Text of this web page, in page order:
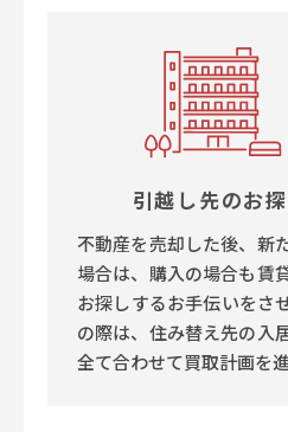
引越し先のお
不動産を売却した後、新
場合は、購入の場合も賃
お探しするお手伝いをさ
の際は、住み替え先の入
全て合わせて買取計画を